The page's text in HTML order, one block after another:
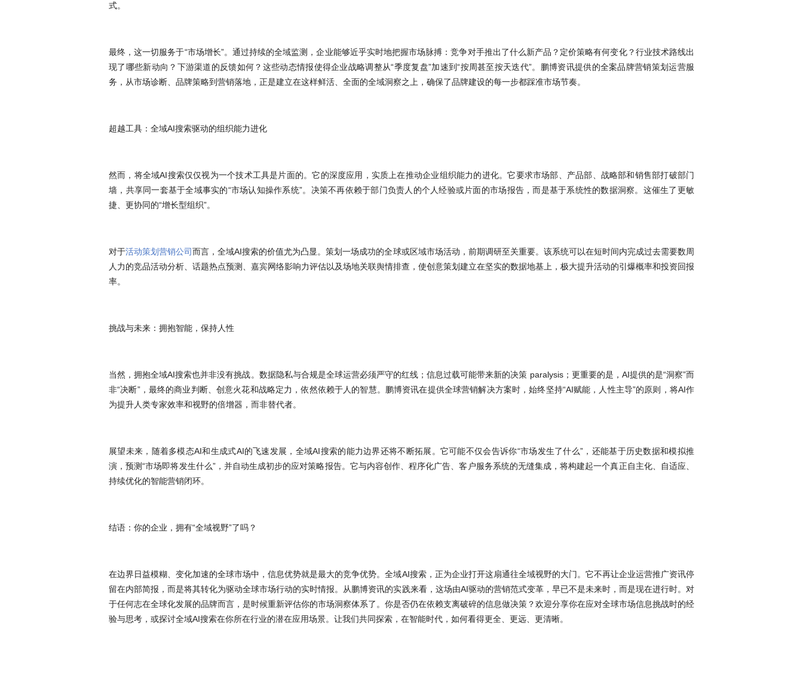
式。
最终，这一切服务于“市场增长”。通过持续的全域监测，企业能够近乎实时地把握市场脉搏：竞争对手推出了什么新产品？定价策略有何变化？行业技术路线出
现了哪些新动向？下游渠道的反馈如何？这些动态情报使得企业战略调整从“季度复盘”加速到“按周甚至按天迭代”。鹏博资讯提供的全案品牌营销策划运营服
务，从市场诊断、品牌策略到营销落地，正是建立在这样鲜活、全面的全域洞察之上，确保了品牌建设的每一步都踩准市场节奏。
超越工具：全域AI搜索驱动的组织能力进化
然而，将全域AI搜索仅仅视为一个技术工具是片面的。它的深度应用，实质上在推动企业组织能力的进化。它要求市场部、产品部、战略部和销售部打破部门
墙，共享同一套基于全域事实的“市场认知操作系统”。决策不再依赖于部门负责人的个人经验或片面的市场报告，而是基于系统性的数据洞察。这催生了更敏
捷、更协同的“增长型组织”。
对于活动策划营销公司而言，全域AI搜索的价值尤为凸显。策划一场成功的全球或区域市场活动，前期调研至关重要。该系统可以在短时间内完成过去需要数周
人力的竞品活动分析、话题热点预测、嘉宾网络影响力评估以及场地关联舆情排查，使创意策划建立在坚实的数据地基上，极大提升活动的引爆概率和投资回报
率。
挑战与未来：拥抱智能，保持人性
当然，拥抱全域AI搜索也并非没有挑战。数据隐私与合规是全球运营必须严守的红线；信息过载可能带来新的决策 paralysis；更重要的是，AI提供的是“洞察”而
非“决断”，最终的商业判断、创意火花和战略定力，依然依赖于人的智慧。鹏博资讯在提供全球营销解决方案时，始终坚持“AI赋能，人性主导”的原则，将AI作
为提升人类专家效率和视野的倍增器，而非替代者。
展望未来，随着多模态AI和生成式AI的飞速发展，全域AI搜索的能力边界还将不断拓展。它可能不仅会告诉你“市场发生了什么”，还能基于历史数据和模拟推
演，预测“市场即将发生什么”，并自动生成初步的应对策略报告。它与内容创作、程序化广告、客户服务系统的无缝集成，将构建起一个真正自主化、自适应、
持续优化的智能营销闭环。
结语：你的企业，拥有“全域视野”了吗？
在边界日益模糊、变化加速的全球市场中，信息优势就是最大的竞争优势。全域AI搜索，正为企业打开这扇通往全域视野的大门。它不再让企业运营推广资讯停
留在内部简报，而是将其转化为驱动全球市场行动的实时情报。从鹏博资讯的实践来看，这场由AI驱动的营销范式变革，早已不是未来时，而是现在进行时。对
于任何志在全球化发展的品牌而言，是时候重新评估你的市场洞察体系了。你是否仍在依赖支离破碎的信息做决策？欢迎分享你在应对全球市场信息挑战时的经
验与思考，或探讨全域AI搜索在你所在行业的潜在应用场景。让我们共同探索，在智能时代，如何看得更全、更远、更清晰。